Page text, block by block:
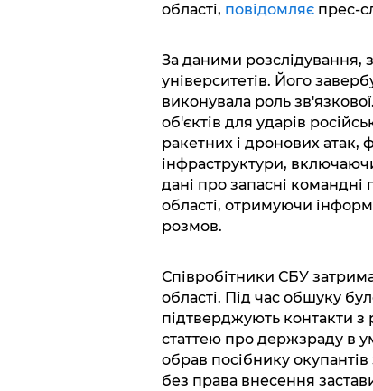
області, повідомляєпрес-
За даними розслідування,
університетів. Його
виконувала роль
об'єктів для ударів
ракетних і дронових атак,
інфраструктури,
дані про запасні командні
області, отримуючи
розмов.
Співробітники СБУ
області. Під час обшуку
підтверджують контакти
статтею про держзраду в
обрав посібнику
без права внесення